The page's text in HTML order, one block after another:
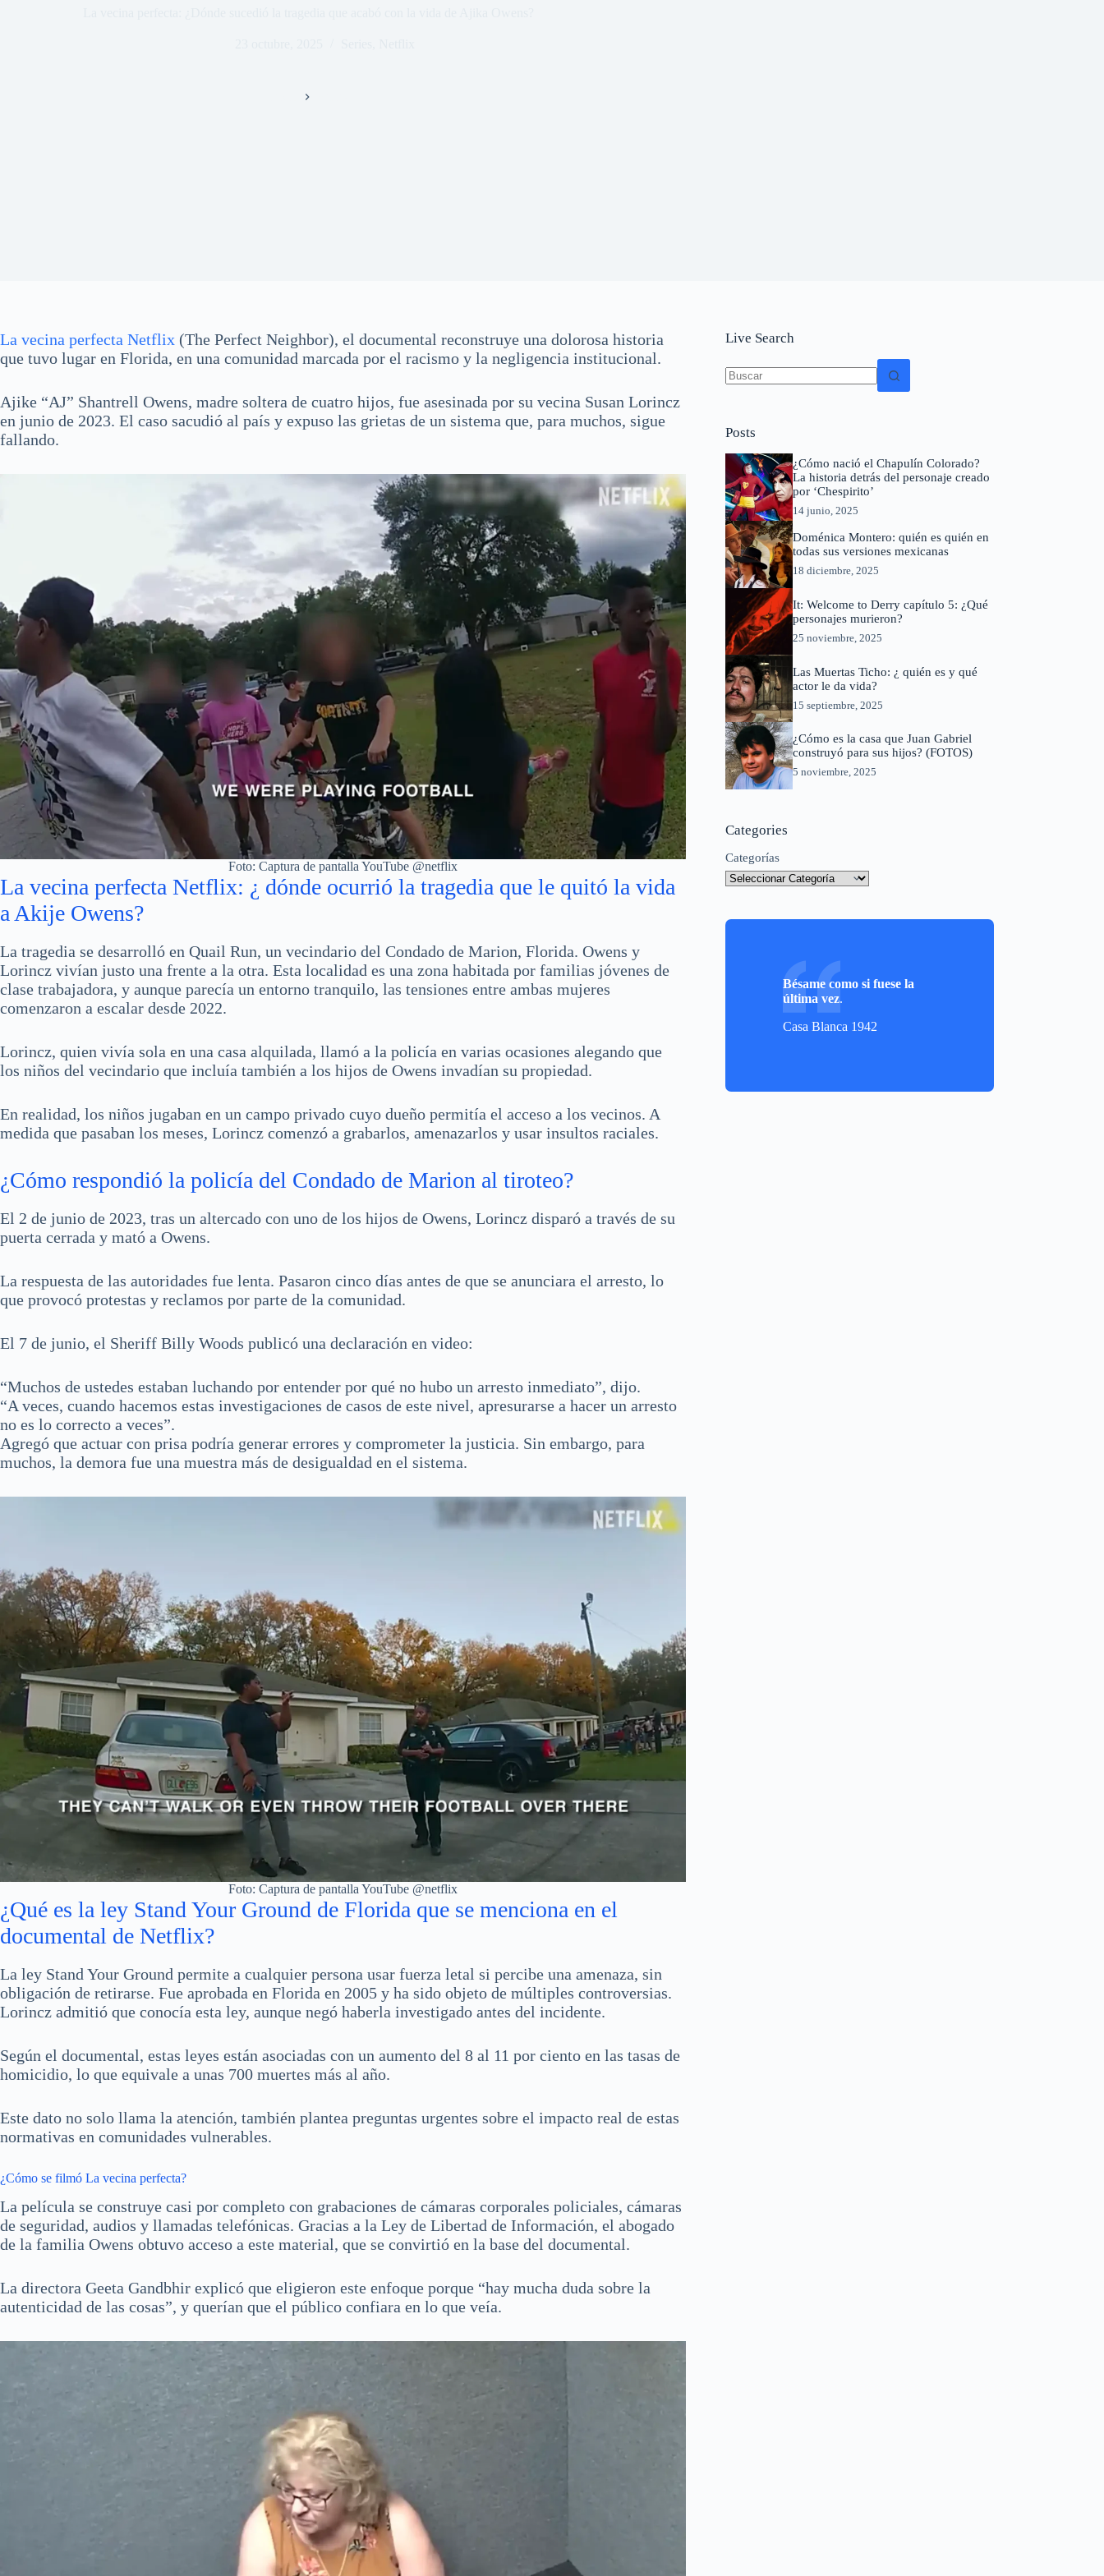
La vecina perfecta Netflix (The Perfect Neighbor), el documental reconstruye una dolorosa historia
que tuvo lugar en Florida, en una comunidad marcada por el racismo y la negligencia institucional.
Ajike “AJ” Shantrell Owens, madre soltera de cuatro hijos, fue asesinada por su vecina Susan Lorincz
en junio de 2023. El caso sacudió al país y expuso las grietas de un sistema que, para muchos, sigue
fallando.
Foto: Captura de pantalla YouTube @netflix
La vecina perfecta Netflix: ¿ dónde ocurrió la tragedia que le quitó la vida
a Akije Owens?
La tragedia se desarrolló en Quail Run, un vecindario del Condado de Marion, Florida. Owens y
Lorincz vivían justo una frente a la otra. Esta localidad es una zona habitada por familias jóvenes de
clase trabajadora, y aunque parecía un entorno tranquilo, las tensiones entre ambas mujeres
comenzaron a escalar desde 2022.
Lorincz, quien vivía sola en una casa alquilada, llamó a la policía en varias ocasiones alegando que
los niños del vecindario que incluía también a los hijos de Owens invadían su propiedad.
En realidad, los niños jugaban en un campo privado cuyo dueño permitía el acceso a los vecinos. A
medida que pasaban los meses, Lorincz comenzó a grabarlos, amenazarlos y usar insultos raciales.
¿Cómo respondió la policía del Condado de Marion al tiroteo?
El 2 de junio de 2023, tras un altercado con uno de los hijos de Owens, Lorincz disparó a través de su
puerta cerrada y mató a Owens.
La respuesta de las autoridades fue lenta. Pasaron cinco días antes de que se anunciara el arresto, lo
que provocó protestas y reclamos por parte de la comunidad.
El 7 de junio, el Sheriff Billy Woods publicó una declaración en video:
“Muchos de ustedes estaban luchando por entender por qué no hubo un arresto inmediato”, dijo.
“A veces, cuando hacemos estas investigaciones de casos de este nivel, apresurarse a hacer un arresto
no es lo correcto a veces”.
Agregó que actuar con prisa podría generar errores y comprometer la justicia. Sin embargo, para
muchos, la demora fue una muestra más de desigualdad en el sistema.
Foto: Captura de pantalla YouTube @netflix
¿Qué es la ley Stand Your Ground de Florida que se menciona en el
documental de Netflix?
La ley Stand Your Ground permite a cualquier persona usar fuerza letal si percibe una amenaza, sin
obligación de retirarse. Fue aprobada en Florida en 2005 y ha sido objeto de múltiples controversias.
Lorincz admitió que conocía esta ley, aunque negó haberla investigado antes del incidente.
Según el documental, estas leyes están asociadas con un aumento del 8 al 11 por ciento en las tasas de
homicidio, lo que equivale a unas 700 muertes más al año.
Este dato no solo llama la atención, también plantea preguntas urgentes sobre el impacto real de estas
normativas en comunidades vulnerables.
¿Cómo se filmó La vecina perfecta?
La película se construye casi por completo con grabaciones de cámaras corporales policiales, cámaras
de seguridad, audios y llamadas telefónicas. Gracias a la Ley de Libertad de Información, el abogado
de la familia Owens obtuvo acceso a este material, que se convirtió en la base del documental.
La directora Geeta Gandbhir explicó que eligieron este enfoque porque “hay mucha duda sobre la
autenticidad de las cosas”, y querían que el público confiara en lo que veía.
Live Search
Posts
¿Cómo nació el Chapulín Colorado?
La historia detrás del personaje creado
por ‘Chespirito’
14 junio, 2025
Doménica Montero: quién es quién en
todas sus versiones mexicanas
18 diciembre, 2025
It: Welcome to Derry capítulo 5: ¿Qué
personajes murieron?
25 noviembre, 2025
Las Muertas Ticho: ¿ quién es y qué
actor le da vida?
15 septiembre, 2025
¿Cómo es la casa que Juan Gabriel
construyó para sus hijos? (FOTOS)
5 noviembre, 2025
Categories
Categorías
Bésame como si fuese la
última vez.
Casa Blanca 1942